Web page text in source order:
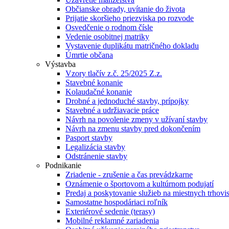
Občianske obrady, uvítanie do života
Prijatie skoršieho priezviska po rozvode
Osvedčenie o rodnom čísle
Vedenie osobitnej matriky
Vystavenie duplikátu matričného dokladu
Úmrtie občana
Výstavba
Vzory tlačív z.č. 25/2025 Z.z.
Stavebné konanie
Kolaudačné konanie
Drobné a jednoduché stavby, prípojky
Stavebné a udržiavacie práce
Návrh na povolenie zmeny v užívaní stavby
Návrh na zmenu stavby pred dokončením
Pasport stavby
Legalizácia stavby
Odstránenie stavby
Podnikanie
Zriadenie - zrušenie a čas prevádzkarne
Oznámenie o športovom a kultúrnom podujatí
Predaj a poskytovanie služieb na miestnych
Samostatne hospodáriaci roľník
Exteriérové sedenie (terasy)
Mobilné reklamné zariadenia